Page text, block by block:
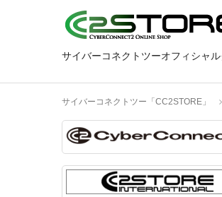
サイバーコネクトツーオフィシャ
サイバーコネクトツー「CC2STORE」